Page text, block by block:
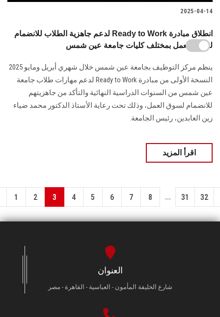
2025-04-14
لدعم جاهزية الطلاب للانضمام Ready to Work انطلاق مبادرة
لسوق العمل بمختلف كليات جامعة عين شمس
ينظم مركز التوظيف بجامعة عين شمس خلال شهري أبريل ومايو 2025
النسخة الأولى من مبادرة Ready to Work لدعم مهارات طلاب جامعة
عين شمس من السنوات الدراسية النهائية والتأكد من جاهزيتهم
للانضمام لسوق العمل، وذلك تحت رعاية الأستاذ الدكتور محمد ضياء
زين العابدين، رئيس الجامعة.
اقرأ المزيد
1 2 3 4 5 6 7 8 ... 31 32
العنوان
شارع الخليفة المأمون - العباسية - القاهرة - مصر